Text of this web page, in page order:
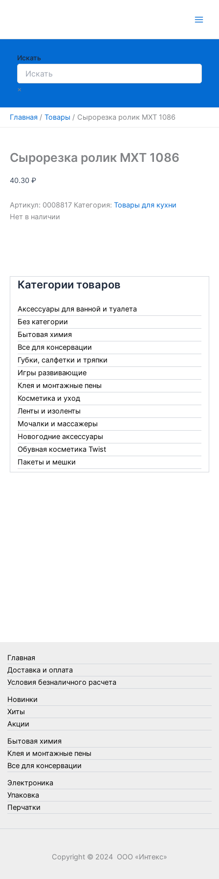
Искать
×
Главная Товары Сырорезка ролик МХТ 1086
Категории товаров
Аксессуары для ванной и туалета
Без категории
Бытовая химия
Все для консервации
Губки, салфетки и тряпки
Игры развивающие
Клея и монтажные пены
Косметика и уход
Ленты и изоленты
Мочалки и массажеры
Новогодние аксессуары
Обувная косметика Twist
Пакеты и мешки
Перчатки
Товары для кухни
Товары для сада и огорода
Товары для туризма и отдыха
Упаковка
Утеплители и прочее
Фонари, лампы и удлинители
Хозяйственные товары
Швабры, стекломои, черенки и насадки
Шнуры, веревки и шпагаты
Электроника
Элементы питания
Сырорезка ролик МХТ 1086
40.30 ₽
Артикул: 0008817 Категория: Товары для кухни
Нет в наличии
Главная
Доставка и оплата
Условия безналичного расчета
Новинки
Хиты
Акции
Бытовая химия
Клея и монтажные пены
Все для консервации
Электроника
Упаковка
Перчатки
Copyright © 2024 ООО «‎Интекс»‎